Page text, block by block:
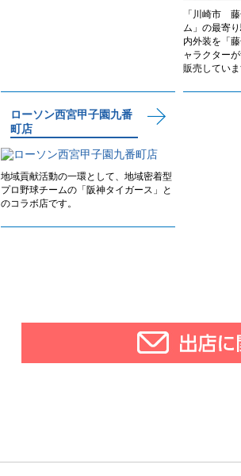
「川崎市
ム」の最寄
内外装を「
ャラクター
販売してい
ローソン西宮甲子園九番
町店
地域貢献活動の一環として、地域密着型
プロ野球チームの「阪神タイガース」と
のコラボ店です。